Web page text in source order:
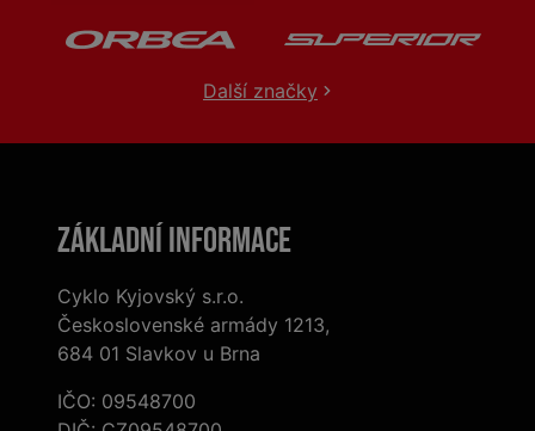
Další značky
Základní informace
Cyklo Kyjovský s.r.o.
Československé armády 1213,
684 01 Slavkov u Brna
IČO: 09548700